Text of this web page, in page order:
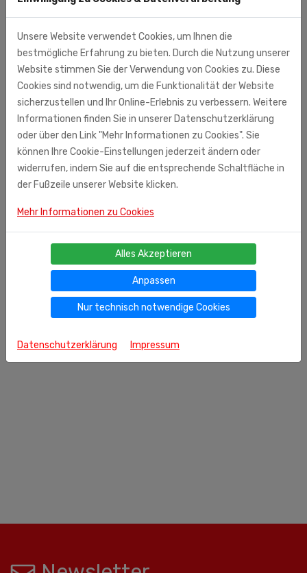
Ähnliche Produkte
Filzkappe "Piva net" für Sauna, H - 26 cm
€ 6,00
Unsere Website verwendet Cookies, um Ihnen die
bestmögliche Erfahrung zu bieten. Durch die Nutzung unserer
Website stimmen Sie der Verwendung von Cookies zu. Diese
Cookies sind notwendig, um die Funktionalität der Website
sicherzustellen und Ihr Online-Erlebnis zu verbessern. Weitere
Informationen finden Sie in unserer Datenschutzerklärung
oder über den Link "Mehr Informationen zu Cookies". Sie
können Ihre Cookie-Einstellungen jederzeit ändern oder
widerrufen, indem Sie auf die entsprechende Schaltfläche in
der Fußzeile unserer Website klicken.
Mehr Informationen zu Cookies
Alles Akzeptieren
Anpassen
Nur technisch notwendige Cookies
Datenschutzerklärung Impressum